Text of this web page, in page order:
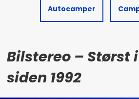
Autocamper
Bilstereo – Størst
siden 1992